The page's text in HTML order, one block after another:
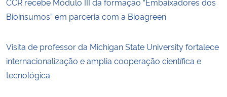
Bioinsumos” em parceria com a Bioagreen
Visita de professor da Michigan State University fortalece
internacionalização e amplia cooperação científica e
tecnológica